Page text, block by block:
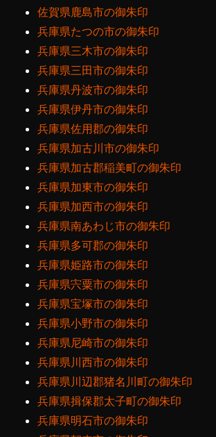
佐賀県鹿島市の御朱印
兵庫県たつの市の御朱印
兵庫県三木市の御朱印
兵庫県三田市の御朱印
兵庫県丹波市の御朱印
兵庫県伊丹市の御朱印
兵庫県佐用郡の御朱印
兵庫県加古川市の御朱印
兵庫県加古郡稲美町の御朱印
兵庫県加東市の御朱印
兵庫県加西市の御朱印
兵庫県南あわじ市の御朱印
兵庫県多可郡の御朱印
兵庫県姫路市の御朱印
兵庫県宍粟市の御朱印
兵庫県宝塚市の御朱印
兵庫県小野市の御朱印
兵庫県尼崎市の御朱印
兵庫県川西市の御朱印
兵庫県川辺郡猪名川町の御朱印
兵庫県揖保郡太子町の御朱印
兵庫県明石市の御朱印